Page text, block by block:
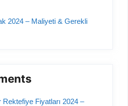
2024 – Maliyeti & Gerekli
Rektefiye Fiyatları 2024 –